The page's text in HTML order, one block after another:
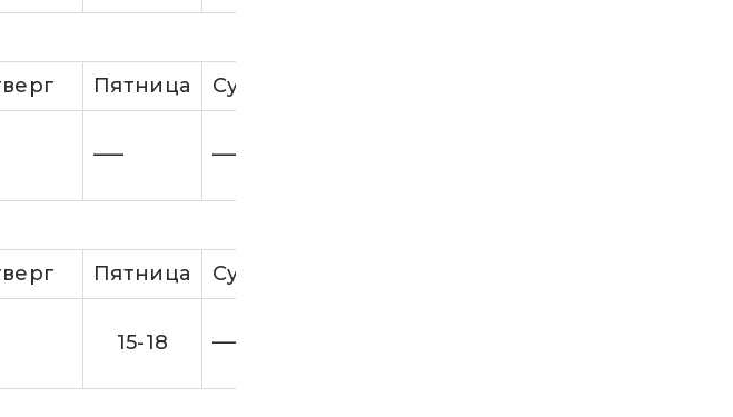
Пятница Суббота
—– —–
Пятница Суббота
15-18 —–